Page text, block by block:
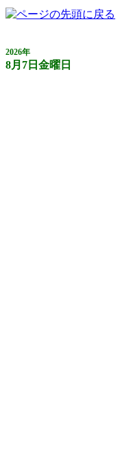
2026年
8月7日金曜日